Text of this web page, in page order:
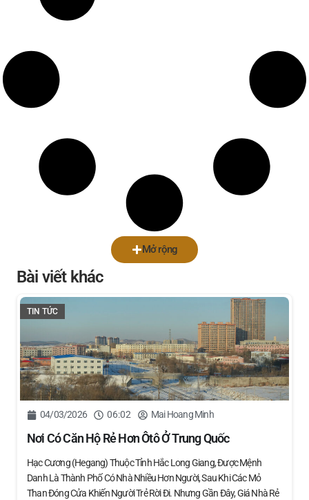
Mở rộng
Bài viết khác
TIN TỨC
04/03/2026 06:02 Mai Hoang Minh
Nơi Có Căn Hộ Rẻ Hơn Ôtô Ở Trung Quốc
Hạc Cương (Hegang) Thuộc Tỉnh Hắc Long Giang, Được Mệnh
Danh Là Thành Phố Có Nhà Nhiều Hơn Người, Sau Khi Các Mỏ
Than Đóng Cửa Khiến Người Trẻ Rời Đi. Nhưng Gần Đây, Giá Nhà Rẻ